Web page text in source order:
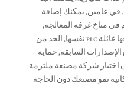
في عامين, يمكنك إضافة
في مناخ غرفة المعالجة,
ومحطة خلط مركزية، وتديرها جميعها عائلة PLC نفسها, الحد من
السابقة, حماية
اختيار شركة مصنعة ملتزمة
نمو مصنعك دون الحاجة